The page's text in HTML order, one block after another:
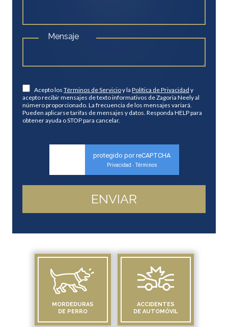
Mensaje
Acepto los Términos de Servicioy la Política de Privacidad y
acepto recibir mensajes de texto informativos de Zagoria Neely al
número proporcionado. La frecuencia de los mensajes variará.
Pueden aplicarse tarifas de mensajes y datos. Responda HELP para
obtener ayuda o STOP para cancelar.
protegido por reCAPTCHA
Privacidad - Términos
MORDEDURAS
DE PERRO
ACCIDENTES
DE AUTOMÓVIL